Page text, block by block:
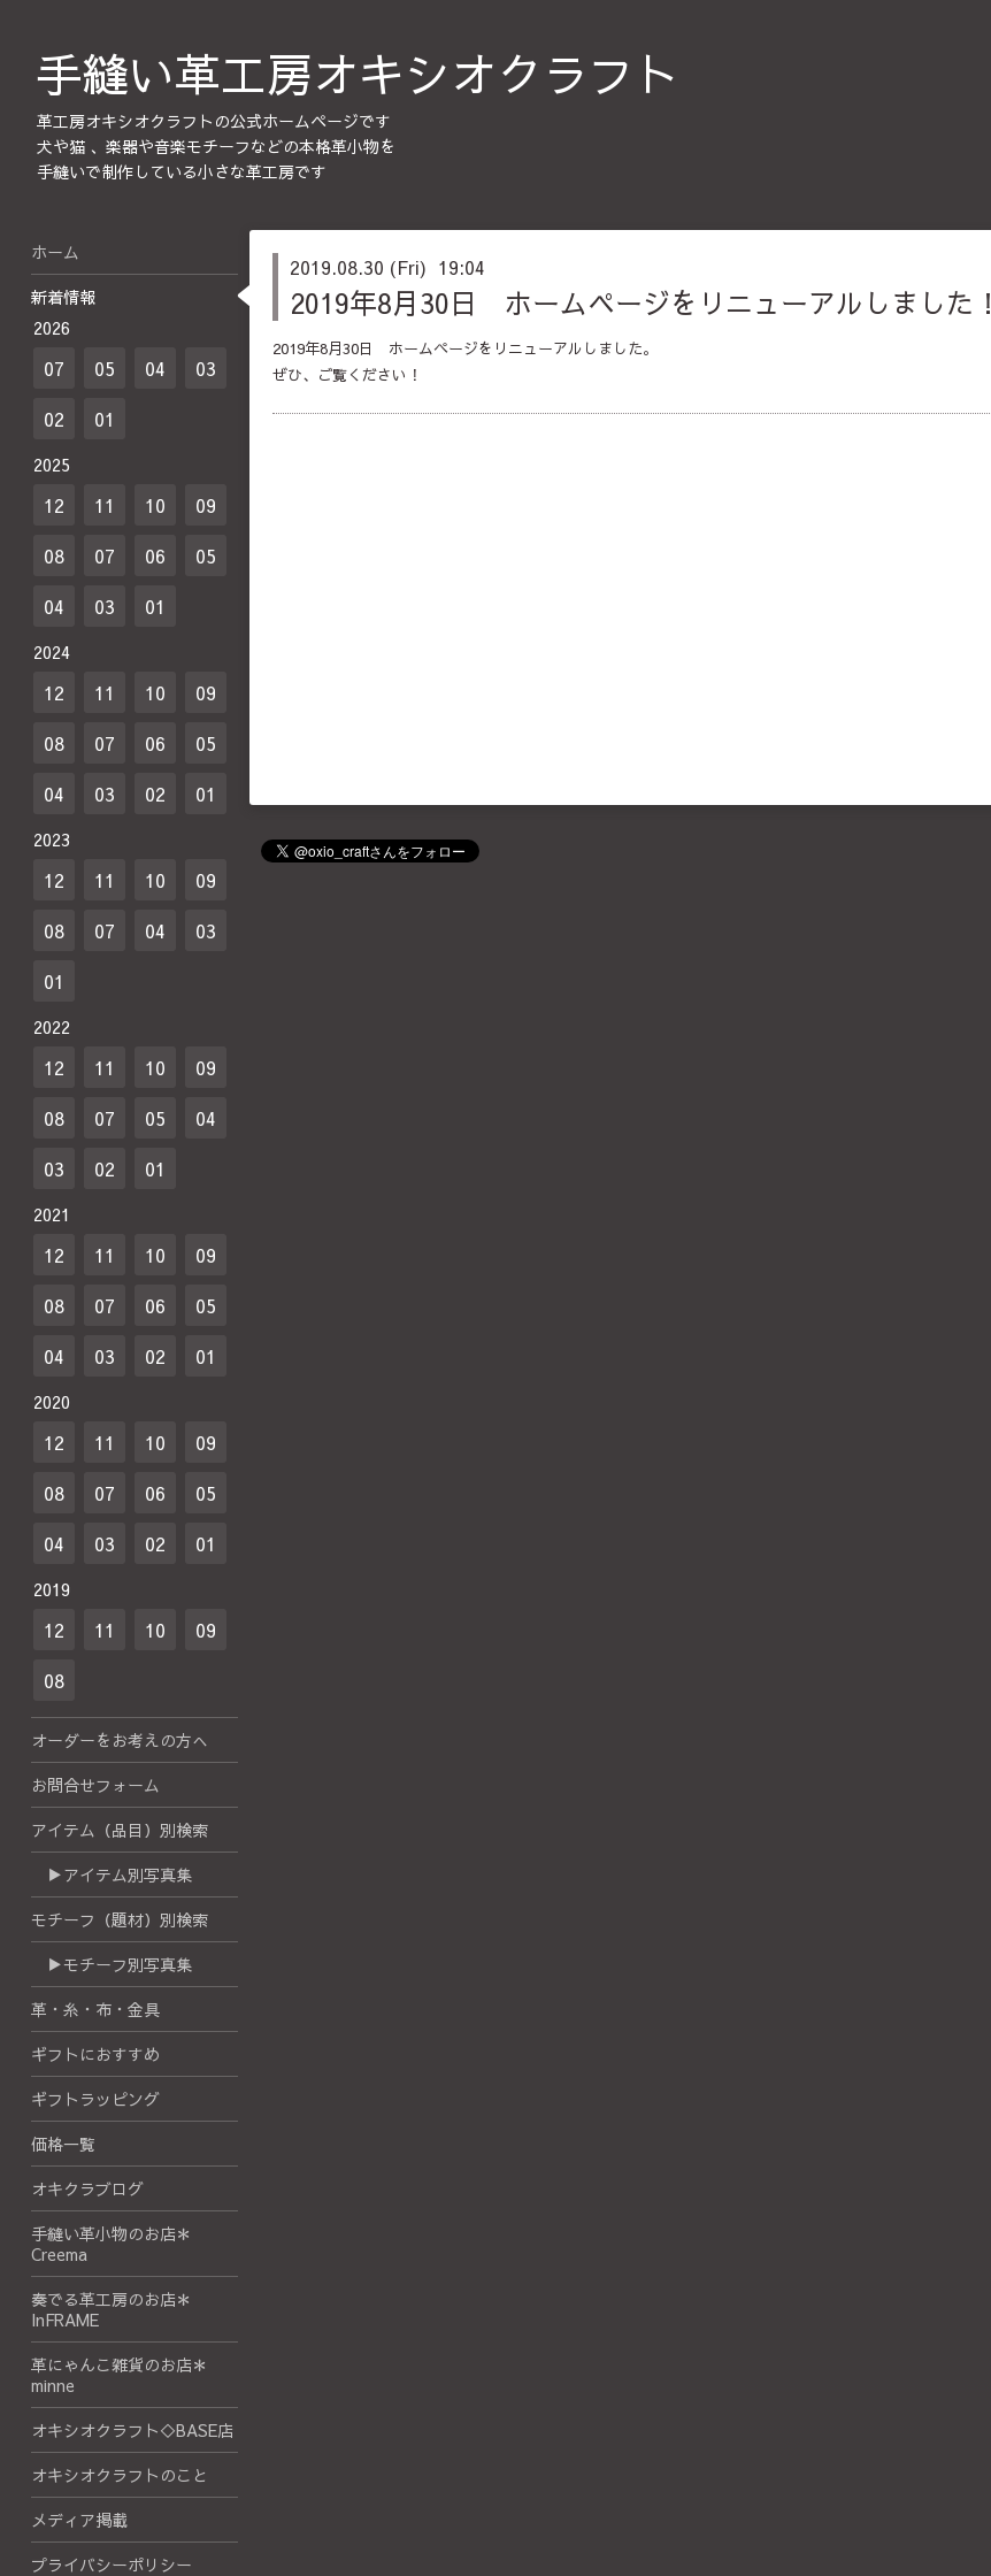
手縫い革工房オキシオクラフト
革工房オキシオクラフトの公式ホームページです
犬や猫 、楽器や音楽モチーフなどの本格革小物を
手縫いで制作している小さな革工房です
2019.08.30 (Fri) 19:04
2019年8月30日 ホームページをリニューアルしました！
2019年8月30日 ホームページをリニューアルしました。
ぜひ、ご覧ください！
ホーム
新着情報
2026
07 05 04
03
02
01
2025
12 11 10
09
08
07 06
05
04
03 01
2024
12 11 10
09
08
07 06
05
04
03 02 01
2023
12 11 10
09
08
07 04
03
01
2022
12 11 10
09
08
07 05
04
03
02 01
2021
12 11 10
09
08
07 06
05
04
03 02 01
2020
12 11 10
09
08
07 06
05
04
03 02 01
2019
12 11 10
09
08
オーダーをお考えの方へ
お問合せフォーム
アイテム（品目）別検索
▶アイテム別写真集
モチーフ（題材）別検索
▶モチーフ別写真集
革・糸・布・金具
ギフトにおすすめ
ギフトラッピング
価格一覧
オキクラブログ
手縫い革小物のお店＊
Creema
奏でる革工房のお店＊
InFRAME
革にゃんこ雑貨のお店＊
minne
オキシオクラフト◇BASE店
オキシオクラフトのこと
メディア掲載
プライバシーポリシー